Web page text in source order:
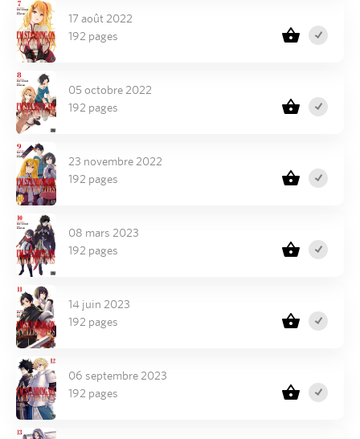
17 août 2022
192 pages
05 octobre 2022
192 pages
23 novembre 2022
192 pages
08 mars 2023
192 pages
14 juin 2023
192 pages
06 septembre 2023
192 pages